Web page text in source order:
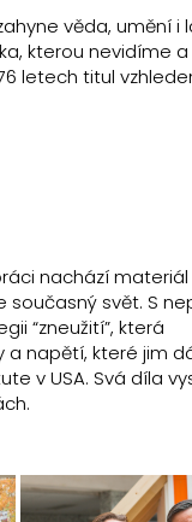
věda, umění i
kterou nevidíme
letech titul
nachází materiál
svět. S
“zneužití”, která
napětí, které jim
v USA. Svá díla